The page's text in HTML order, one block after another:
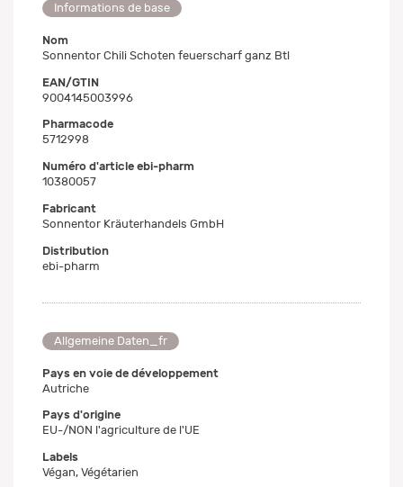
Informations de base
Nom
Sonnentor Chili Schoten feuerscharf ganz Btl
EAN/GTIN
9004145003996
Pharmacode
5712998
Numéro d'article ebi-pharm
10380057
Fabricant
Sonnentor Kräuterhandels GmbH
Distribution
ebi-pharm
Allgemeine Daten_fr
Pays en voie de développement
Autriche
Pays d'origine
EU-/NON l'agriculture de l'UE
Labels
Végan, Végétarien